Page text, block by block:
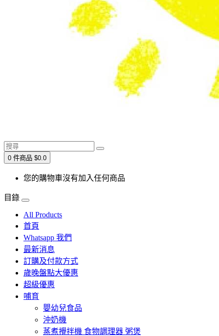
0 件商品 $0.0
您的購物車沒有加入任何商品
目錄
All Products
首頁
Whatsapp 我們
最新消息
訂購及付款方式
歲晚盤點大優惠
超級優惠
哺育
嬰幼兒食品
沖奶機
蒸煮攪拌機 食物調理器 粥煲